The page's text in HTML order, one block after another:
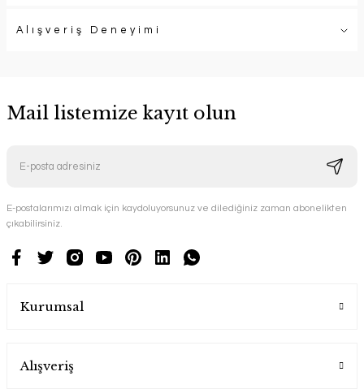
Alışveriş Deneyimi
Mail listemize kayıt olun
E-postalarımızı almak için kaydoluyorsunuz ve dilediğiniz zaman abonelikten
çıkabilirsiniz.
Kurumsal
Alışveriş